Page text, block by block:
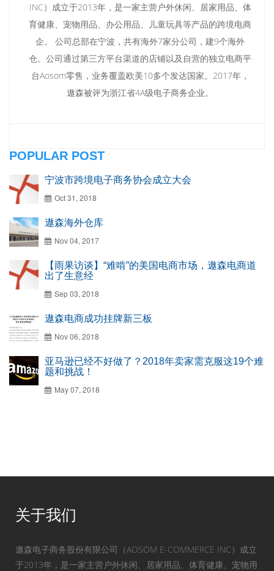
INC）成立于2013年，是一家主营户外休闲、居家用品、体
育健康、宠物用品、办公用品、儿童玩具等产品的跨境电商
企。 公司总部在宁波，共有海外7家分公司，建9个海外
仓。公司通过第三方平台渠道的店铺以及自营的独立电商平
台Aosom零售，业务覆盖欧美10多个发达国家。2017年，
遨森被评为浙江省4A级电子商务企业。
POPULAR POST
宁波市跨境电子商务协会成立大会
Oct 31, 2018
遨森海外仓库
Nov 04, 2017
【雨果访谈】“难啃”的美国电商市场，遨森电商道
出了生意经
Sep 03, 2018
遨森电商成功挂牌新三板
Nov 06, 2018
亚马逊已经不好做了？2018年卖家需克服这19个难
题和挑战！
May 07, 2018
关于我们
遨森电子商务股份有限公司（AOSOM E-COMMERCE INC）成立
于2013年，是一家主营户外休闲、居家用品、体育健康、宠物用